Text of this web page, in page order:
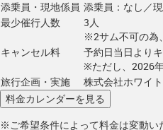
添乗員・現地係員 添乗員：なし／
最少催行人数
3人
※2サム不可の為
キャンセル料
予約日当日より
※ただし、2026
旅行企画・実施
株式会社ホワイ
※ご希望条件によって料金は変動